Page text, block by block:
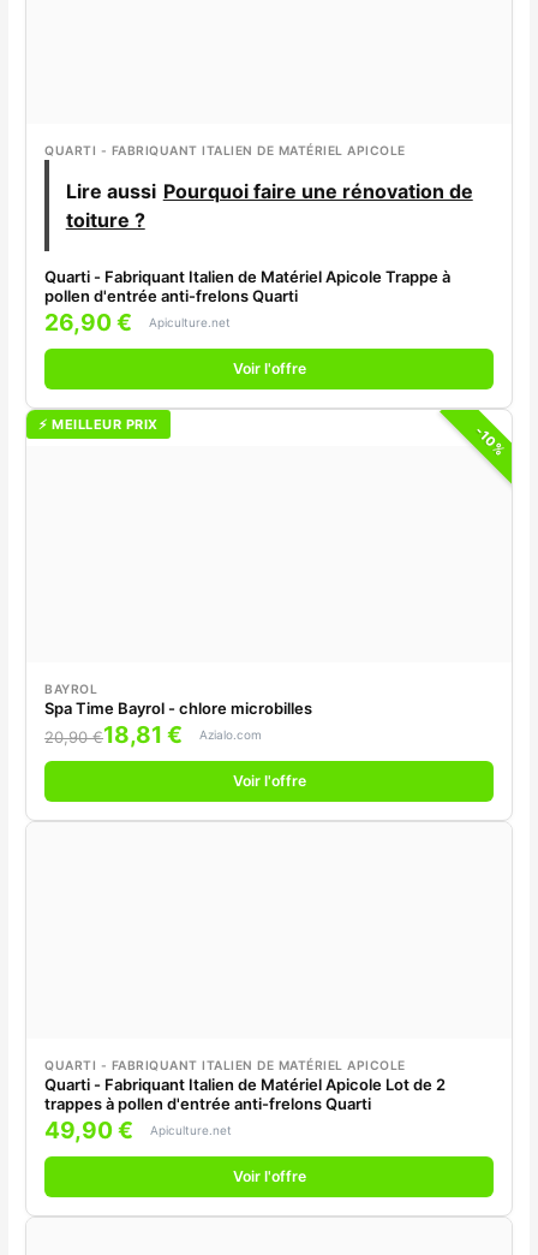
QUARTI - FABRIQUANT ITALIEN DE MATÉRIEL APICOLE
Lire aussi Pourquoi faire une rénovation de
toiture ?
Quarti - Fabriquant Italien de Matériel Apicole Trappe à
pollen d'entrée anti-frelons Quarti
26,90 € Apiculture.net
Voir l'offre
-10%
⚡ MEILLEUR PRIX
BAYROL
Spa Time Bayrol - chlore microbilles
20,90 €18,81 € Azialo.com
Voir l'offre
QUARTI - FABRIQUANT ITALIEN DE MATÉRIEL APICOLE
Quarti - Fabriquant Italien de Matériel Apicole Lot de 2
trappes à pollen d'entrée anti-frelons Quarti
49,90 € Apiculture.net
Voir l'offre